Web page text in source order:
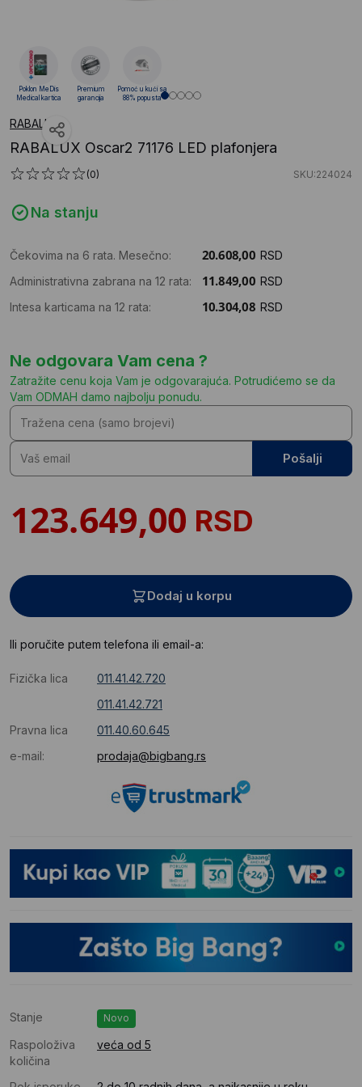
RABALUX
RABALUX Oscar2 71176 LED plafonjera
(0) SKU:224024
Na stanju
Čekovima na 6 rata. Mesečno:
RSD
Administrativna zabrana na 12 rata:
RSD
Intesa karticama na 12 rata:
RSD
Ne odgovara Vam cena ?
Zatražite cenu koja Vam je odgovarajuća. Potrudićemo se da
Vam ODMAH damo najbolju ponudu.
Pošalji
RSD
Dodaj u korpu
Ili poručite putem telefona ili email-a:
Fizička lica
011.41.42.720
011.41.42.721
Pravna lica
011.40.60.645
e-mail:
prodaja@bigbang.rs
Stanje Novo
Raspoloživa
količina
veća od 5
Poklon MeDis
Medical kartica
Premium
garancija
Pomoć u kući sa
88% popusta